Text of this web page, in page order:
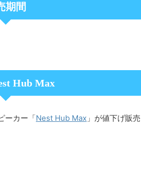
期間
Hub Max
ーカー「 Nest Hub Max 」が値下げ販